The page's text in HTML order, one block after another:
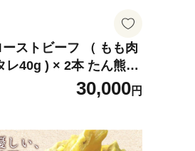
ストビーフ （ もも肉
レ40g ) × 2本 たん熊北
内に出荷予定(土日祝除
河内町 牛肉 牛 和牛 惣
30,000円